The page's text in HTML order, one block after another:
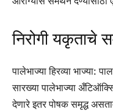
निरोगी यकृताचे
पालेभाज्या हिरव्या भाज्या:
सारख्या पालेभाज्या
देणारे इतर पोषक समृद्ध